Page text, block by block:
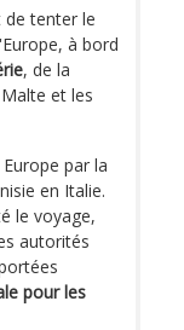
de tenter le
à bord
, de la
et les
par la
en Italie.
le voyage,
autorités
pour les